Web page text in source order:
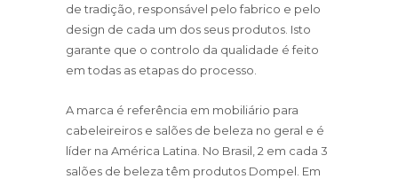
de tradição, responsável pelo fabrico e pelo
design de cada um dos seus produtos. Isto
garante que o controlo da qualidade é feito
em todas as etapas do processo.
A marca é referência em mobiliário para
cabeleireiros e salões de beleza no geral e é
líder na América Latina. No Brasil, 2 em cada 3
salões de beleza têm produtos Dompel. Em